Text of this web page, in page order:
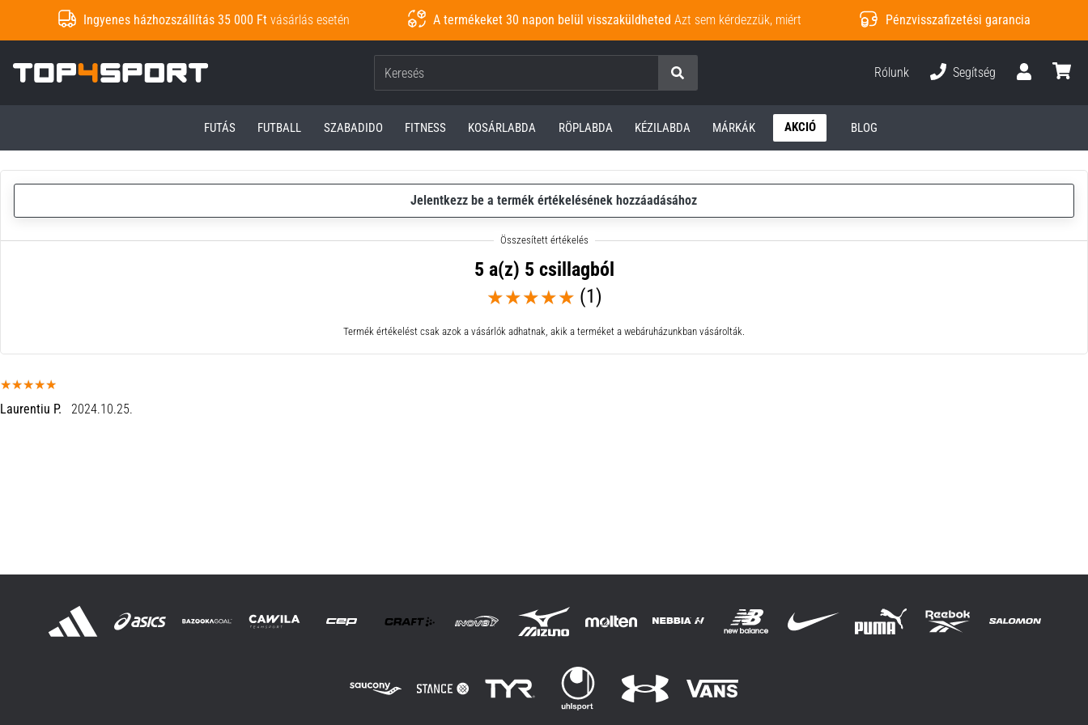
Ingyenes házhozszállítás 35 000 Ft vásárlás esetén A termékeket 30 napon belül visszaküldheted Azt sem kérdezzük, miért Pénzvisszafizetési garancia
Top4Sport.hu
Keresés
Rólunk
Segítség
FUTÁS FUTBALL SZABADIDO FITNESS KOSÁRLABDA RÖPLABDA KÉZILABDA MÁRKÁK AKCIÓ BLOG
Jelentkezz be a termék értékelésének hozzáadásához
5 a(z) 5 csillagból
(1)
Termék értékelést csak azok a vásárlók adhatnak, akik a terméket a webáruházunkban vásárolták.
Laurentiu P. 2024.10.25.